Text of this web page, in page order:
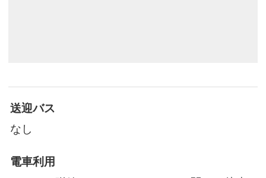
送迎バス
なし
電車利用